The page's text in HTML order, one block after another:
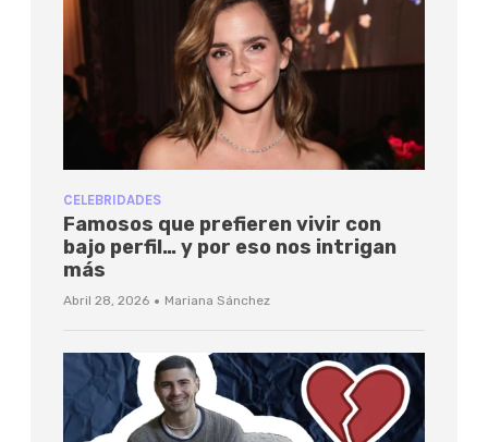
CELEBRIDADES
Famosos que prefieren vivir con
bajo perfil… y por eso nos intrigan
más
Abril 28, 2026 · Mariana Sánchez